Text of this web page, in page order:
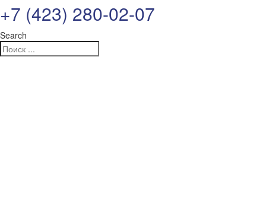
+7 (423) 280-02-07
Search